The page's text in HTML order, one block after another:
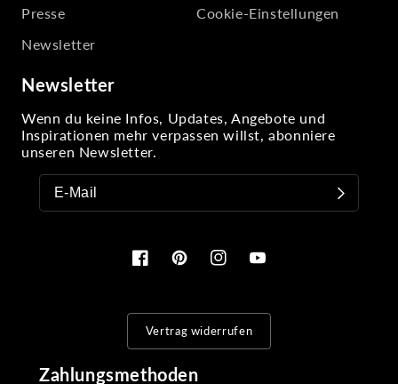
Presse
Newsletter
Cookie-Einstellungen
Newsletter
Wenn du keine Infos, Updates, Angebote und
Inspirationen mehr verpassen willst, abonniere
unseren Newsletter.
FacebookPinterestInstagramYouTube
Vertrag widerrufen
Zahlungsmethoden